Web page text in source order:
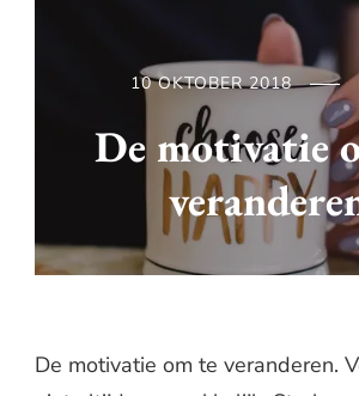
10 OKTOBER 2018
De motivatie
De motivatie om te veranderen.